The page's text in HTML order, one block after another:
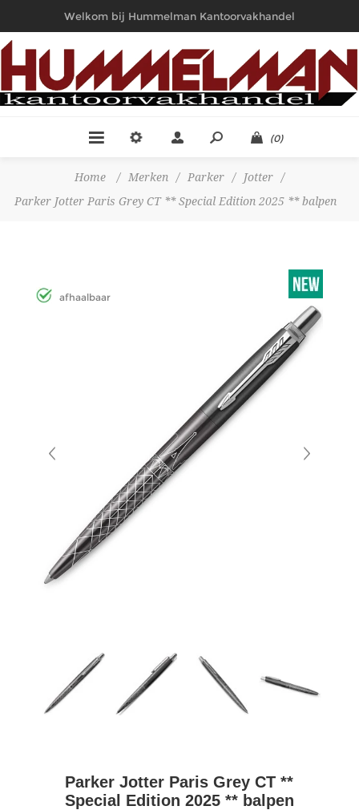
Welkom bij Hummelman Kantoorvakhandel
(0)
Home / Merken / Parker / Jotter
/
Parker Jotter Paris Grey CT ** Special Edition 2025 ** balpen
afhaalbaar
Parker Jotter Paris Grey CT **
Special Edition 2025 ** balpen